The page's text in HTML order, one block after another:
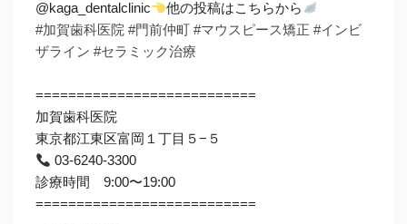
@kaga_dentalclinic
他の投稿はこちらから
#加賀歯科医院 #門前仲町 #マウスピース矯正 #インビ
ザライン #セラミック治療
===========================
加賀歯科医院
東京都江東区富岡１丁目５−５
03-6240-3300
診療時間 9:00〜19:00
===========================